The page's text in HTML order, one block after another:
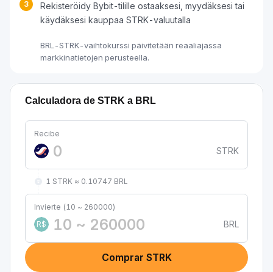
3
Rekisteröidy Bybit-tilille ostaaksesi, myydäksesi tai
käydäksesi kauppaa STRK-valuutalla
BRL-STRK-vaihtokurssi päivitetään reaaliajassa
markkinatietojen perusteella.
Calculadora de STRK a BRL
Recibe
STRK
1 STRK ≈ 0.10747 BRL
Invierte (10 ~ 260000)
R$
BRL
Comprar STRK